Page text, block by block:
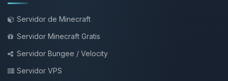
Servidor de Minecraft
Servidor Minecraft Gratis
Servidor Bungee / Velocity
Servidor VPS